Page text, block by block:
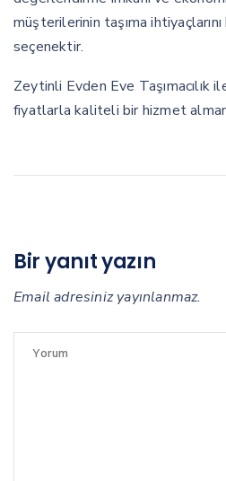
müşterilerinin taşıma
seçenektir.
Zeytinli Evden Eve Taşımacılık
fiyatlarla kaliteli bir hizmet
Bir yanıt yazın
Email adresiniz yayınlanmaz.